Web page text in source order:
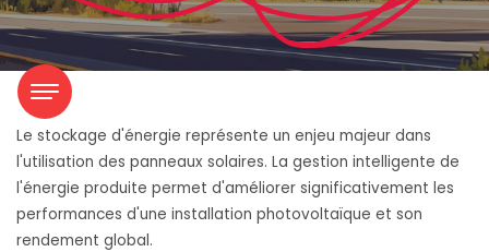
Le stockage d'énergie représente un enjeu majeur dans
l'utilisation des panneaux solaires. La gestion intelligente de
l'énergie produite permet d'améliorer significativement les
performances d'une installation photovoltaïque et son
rendement global.